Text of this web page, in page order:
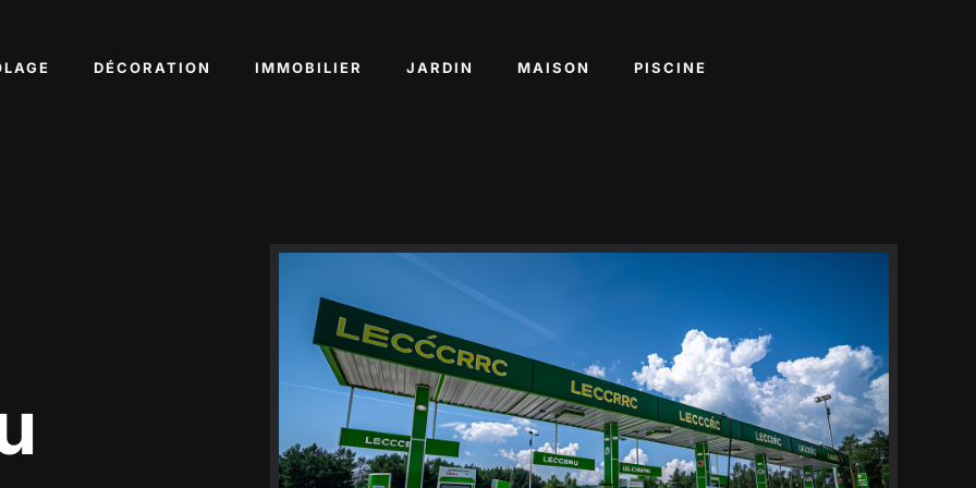
DÉCORATION IMMOBILIER JARDIN MAISON PISCINE